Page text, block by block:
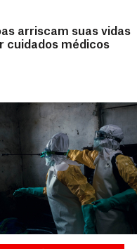
arriscam suas vidas
cuidados médicos